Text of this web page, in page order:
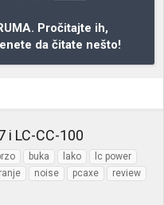
Pročitajte ih,
da čitate nešto!
i LC-CC-100
buka lako
lc power
noise pcaxe
review